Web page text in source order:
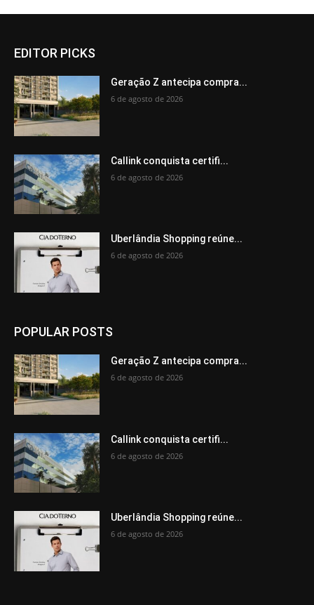
EDITOR PICKS
Geração Z antecipa compra...
6 de agosto de 2026
Callink conquista certifi...
6 de agosto de 2026
Uberlândia Shopping reúne...
6 de agosto de 2026
POPULAR POSTS
Geração Z antecipa compra...
6 de agosto de 2026
Callink conquista certifi...
6 de agosto de 2026
Uberlândia Shopping reúne...
6 de agosto de 2026